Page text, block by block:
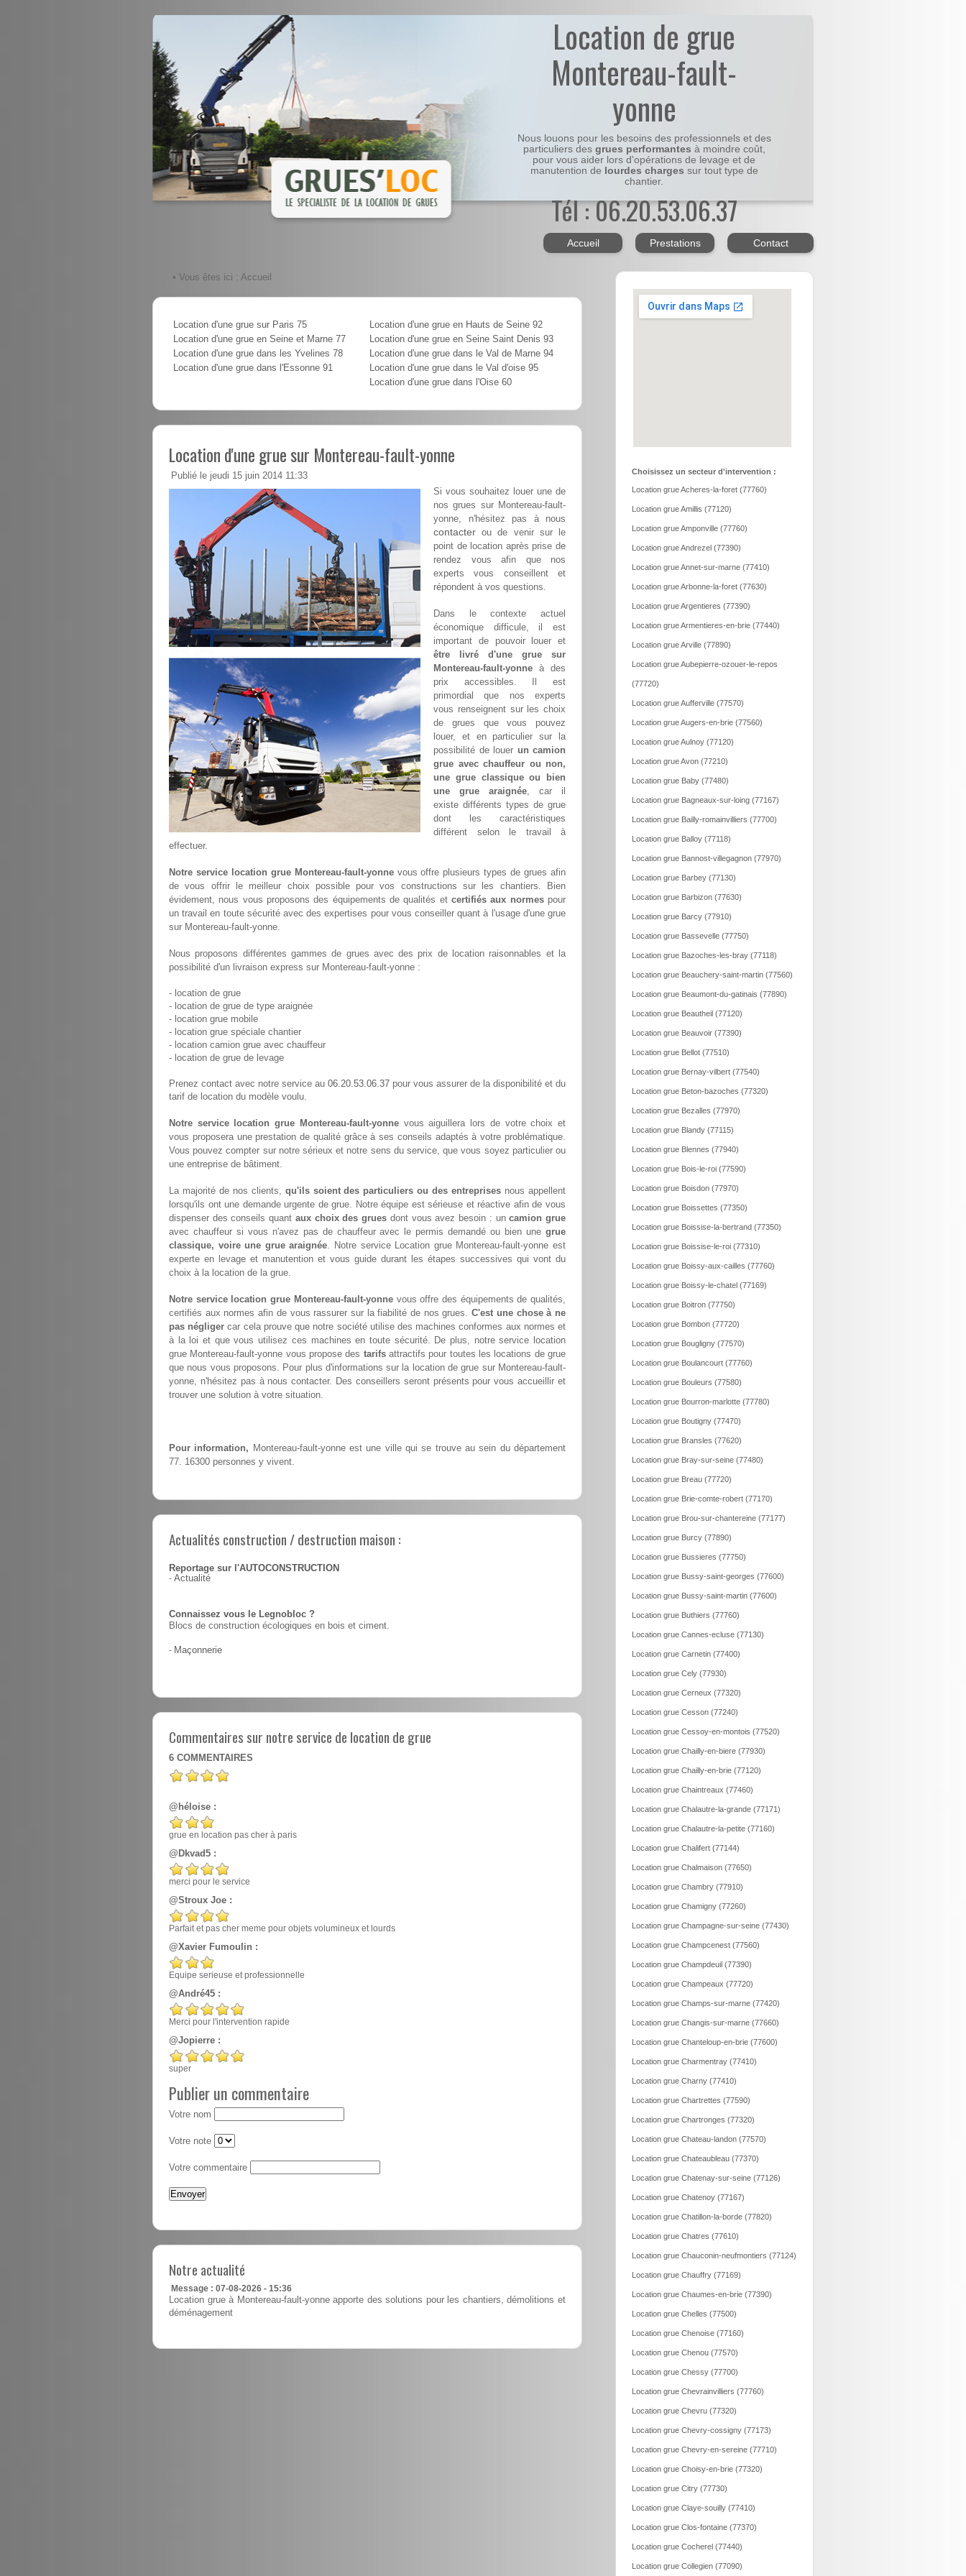
Location de grue
Montereau-fault-
yonne
Nous louons pour les besoins des professionnels et des
particuliers des grues performantes à moindre coût,
pour vous aider lors d'opérations de levage et de
manutention de lourdes charges sur tout type de
chantier.
Tél : 06.20.53.06.37
Accueil Prestations Contact
• Vous êtes ici : Accueil
Location d'une grue sur Paris 75
Location d'une grue en Seine et Marne 77
Location d'une grue dans les Yvelines 78
Location d'une grue dans l'Essonne 91
Location d'une grue en Hauts de Seine 92
Location d'une grue en Seine Saint Denis 93
Location d'une grue dans le Val de Marne 94
Location d'une grue dans le Val d'oise 95
Location d'une grue dans l'Oise 60
Location d'une grue sur Montereau-fault-yonne
Publié le jeudi 15 juin 2014 11:33
Si vous souhaitez louer une de
nos grues sur Montereau-fault-
yonne, n'hésitez pas à nous
contacter ou de venir sur le
point de location après prise de
rendez vous afin que nos
experts vous conseillent et
répondent à vos questions.
Dans le contexte actuel
économique difficule, il est
important de pouvoir louer et
être livré d'une grue sur
Montereau-fault-yonne à des
prix accessibles. Il est
primordial que nos experts
vous renseignent sur les choix
de grues que vous pouvez
louer, et en particulier sur la
possibilité de louer un camion
grue avec chauffeur ou non,
une grue classique ou bien
une grue araignée, car il
existe différents types de grue
dont les caractéristiques
différent selon le travail à
effectuer.
Notre service location grue Montereau-fault-yonnevous offre plusieurs types de grues afin
de vous offrir le meilleur choix possible pour vos constructions sur les chantiers. Bien
évidement, nous vous proposons des équipements de qualités et certifiés aux normespour
un travail en toute sécurité avec des expertises pour vous conseiller quant à l'usage d'une grue
sur Montereau-fault-yonne.
Nous proposons différentes gammes de grues avec des prix de location raisonnables et la
possibilité d'un livraison express sur Montereau-fault-yonne :
- location de grue
- location de grue de type araignée
- location grue mobile
- location grue spéciale chantier
- location camion grue avec chauffeur
- location de grue de levage
Prenez contact avec notre service au 06.20.53.06.37 pour vous assurer de la disponibilité et du
tarif de location du modèle voulu.
Notre service location grue Montereau-fault-yonnevous aiguillera lors de votre choix et
vous proposera une prestation de qualité grâce à ses conseils adaptés à votre problématique.
Vous pouvez compter sur notre sérieux et notre sens du service, que vous soyez particulier ou
une entreprise de bâtiment.
La majorité de nos clients, qu'ils soient des particuliers ou des entreprises nous appellent
lorsqu'ils ont une demande urgente de grue. Notre équipe est sérieuse et réactive afin de vous
dispenser des conseils quant aux choix des grues dont vous avez besoin : uncamion grue
avec chauffeur si vous n'avez pas de chauffeur avec le permis demandé ou bien une grue
classique, voire une grue araignée. Notre service Location grue Montereau-fault-yonne est
experte en levage et manutention et vous guide durant les étapes successives qui vont du
choix à la location de la grue.
Notre service location grue Montereau-fault-yonnevous offre des équipements de qualités,
certifiés aux normes afin de vous rassurer sur la fiabilité de nos grues.C'est une chose à ne
pas négliger car cela prouve que notre société utilise des machines conformes aux normes et
à la loi et que vous utilisez ces machines en toute sécurité. De plus, notre service location
grue Montereau-fault-yonne vous propose des tarifsattractifs pour toutes les locations de grue
que nous vous proposons. Pour plus d'informations sur la location de grue sur Montereau-fault-
yonne, n'hésitez pas à nous contacter. Des conseillers seront présents pour vous accueillir et
trouver une solution à votre situation.
Pour information, Montereau-fault-yonne est une ville qui se trouve au sein du département
77. 16300 personnes y vivent.
Actualités construction / destruction maison :
Reportage sur l'AUTOCONSTRUCTION
- Actualité
Connaissez vous le Legnobloc ?
Blocs de construction écologiques en bois et ciment.
- Maçonnerie
Commentaires sur notre service de location de grue
6 COMMENTAIRES
@héloise :
grue en location pas cher à paris
@Dkvad5 :
merci pour le service
@Stroux Joe :
Parfait et pas cher meme pour objets volumineux et lourds
@Xavier Fumoulin :
Equipe serieuse et professionnelle
@André45 :
Merci pour l'intervention rapide
@Jopierre :
super
Publier un commentaire
Votre nom
Votre note
Votre commentaire
Notre actualité
Message : 07-08-2026 - 15:36
Location grue à Montereau-fault-yonne apporte des solutions pour les chantiers, démolitions et
déménagement
Choisissez un secteur d'intervention :
Location grue Acheres-la-foret (77760)
Location grue Amillis (77120)
Location grue Amponville (77760)
Location grue Andrezel (77390)
Location grue Annet-sur-marne (77410)
Location grue Arbonne-la-foret (77630)
Location grue Argentieres (77390)
Location grue Armentieres-en-brie (77440)
Location grue Arville (77890)
Location grue Aubepierre-ozouer-le-repos
(77720)
Location grue Aufferville (77570)
Location grue Augers-en-brie (77560)
Location grue Aulnoy (77120)
Location grue Avon (77210)
Location grue Baby (77480)
Location grue Bagneaux-sur-loing (77167)
Location grue Bailly-romainvilliers (77700)
Location grue Balloy (77118)
Location grue Bannost-villegagnon (77970)
Location grue Barbey (77130)
Location grue Barbizon (77630)
Location grue Barcy (77910)
Location grue Bassevelle (77750)
Location grue Bazoches-les-bray (77118)
Location grue Beauchery-saint-martin (77560)
Location grue Beaumont-du-gatinais (77890)
Location grue Beautheil (77120)
Location grue Beauvoir (77390)
Location grue Bellot (77510)
Location grue Bernay-vilbert (77540)
Location grue Beton-bazoches (77320)
Location grue Bezalles (77970)
Location grue Blandy (77115)
Location grue Blennes (77940)
Location grue Bois-le-roi (77590)
Location grue Boisdon (77970)
Location grue Boissettes (77350)
Location grue Boissise-la-bertrand (77350)
Location grue Boissise-le-roi (77310)
Location grue Boissy-aux-cailles (77760)
Location grue Boissy-le-chatel (77169)
Location grue Boitron (77750)
Location grue Bombon (77720)
Location grue Bougligny (77570)
Location grue Boulancourt (77760)
Location grue Bouleurs (77580)
Location grue Bourron-marlotte (77780)
Location grue Boutigny (77470)
Location grue Bransles (77620)
Location grue Bray-sur-seine (77480)
Location grue Breau (77720)
Location grue Brie-comte-robert (77170)
Location grue Brou-sur-chantereine (77177)
Location grue Burcy (77890)
Location grue Bussieres (77750)
Location grue Bussy-saint-georges (77600)
Location grue Bussy-saint-martin (77600)
Location grue Buthiers (77760)
Location grue Cannes-ecluse (77130)
Location grue Carnetin (77400)
Location grue Cely (77930)
Location grue Cerneux (77320)
Location grue Cesson (77240)
Location grue Cessoy-en-montois (77520)
Location grue Chailly-en-biere (77930)
Location grue Chailly-en-brie (77120)
Location grue Chaintreaux (77460)
Location grue Chalautre-la-grande (77171)
Location grue Chalautre-la-petite (77160)
Location grue Chalifert (77144)
Location grue Chalmaison (77650)
Location grue Chambry (77910)
Location grue Chamigny (77260)
Location grue Champagne-sur-seine (77430)
Location grue Champcenest (77560)
Location grue Champdeuil (77390)
Location grue Champeaux (77720)
Location grue Champs-sur-marne (77420)
Location grue Changis-sur-marne (77660)
Location grue Chanteloup-en-brie (77600)
Location grue Charmentray (77410)
Location grue Charny (77410)
Location grue Chartrettes (77590)
Location grue Chartronges (77320)
Location grue Chateau-landon (77570)
Location grue Chateaubleau (77370)
Location grue Chatenay-sur-seine (77126)
Location grue Chatenoy (77167)
Location grue Chatillon-la-borde (77820)
Location grue Chatres (77610)
Location grue Chauconin-neufmontiers (77124)
Location grue Chauffry (77169)
Location grue Chaumes-en-brie (77390)
Location grue Chelles (77500)
Location grue Chenoise (77160)
Location grue Chenou (77570)
Location grue Chessy (77700)
Location grue Chevrainvilliers (77760)
Location grue Chevru (77320)
Location grue Chevry-cossigny (77173)
Location grue Chevry-en-sereine (77710)
Location grue Choisy-en-brie (77320)
Location grue Citry (77730)
Location grue Claye-souilly (77410)
Location grue Clos-fontaine (77370)
Location grue Cocherel (77440)
Location grue Collegien (77090)